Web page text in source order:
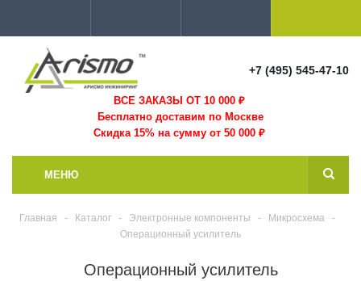
+7 (495) 545-47-10
ВСЕ ЗАКАЗЫ ОТ 10 000₽
Бесплатно доставим по Москве
Скидка 15% на сумму от 50 000 ₽
МЕНЮ
Главная - Каталог - Электронные компоненты - Микросхема
-
Операционный усилитель
Операционный усилитель